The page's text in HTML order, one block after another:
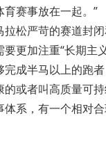
赛事放在一起。”
松严苛的赛道封
更加注重“长期
成半马以上的跑
或者叫高质量可
系，有一个相对